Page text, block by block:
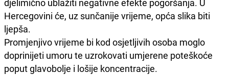
Hercegovini će, uz sunčanije vrijeme, opća slika biti
ljepša.
Promjenjivo vrijeme bi kod osjetljivih osoba moglo
doprinijeti umoru te uzrokovati umjerene poteškoće
poput glavobolje i lošije koncentracije.